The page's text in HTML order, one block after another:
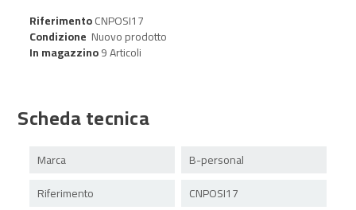
RiferimentoCNPOSI17
Condizione Nuovo prodotto
In magazzino9 Articoli
Scheda tecnica
Marca
B-personal
Riferimento
CNPOSI17